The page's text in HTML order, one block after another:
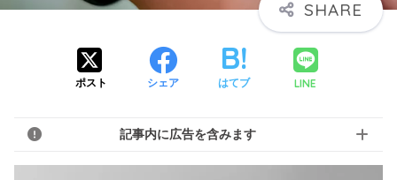
ポスト シェア はてブ LINE
記事内に広告を含みます